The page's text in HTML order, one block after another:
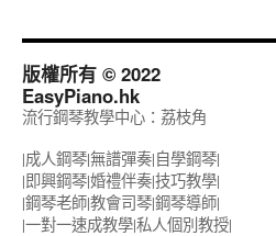
版權所有 © 2022
EasyPiano.hk
流行鋼琴教學中心：荔枝角
|成人鋼琴|無譜彈奏|自學鋼琴|
|即興鋼琴|婚禮伴奏|技巧教學|
|鋼琴老師|教會司琴|鋼琴導師|
|一對一速成教學|私人個別教授‎|